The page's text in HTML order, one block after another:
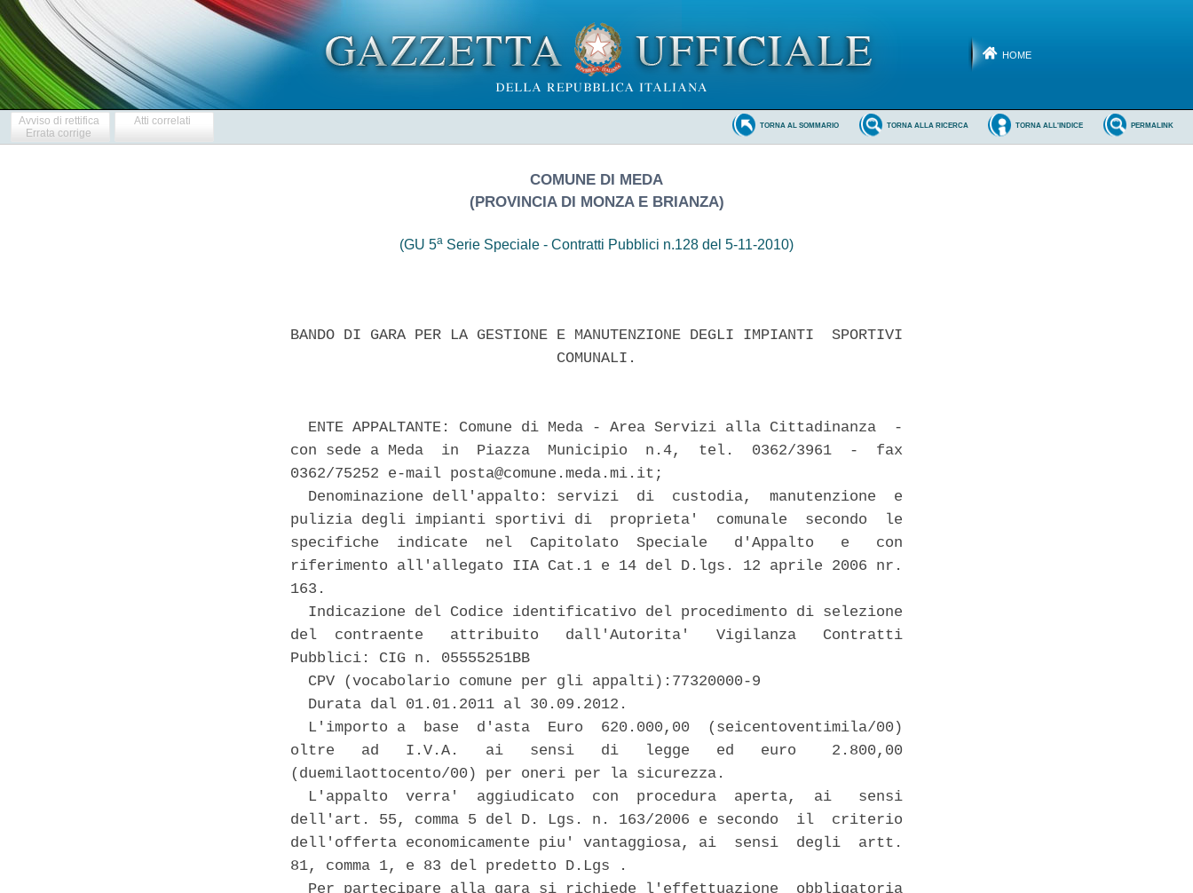
HOME
Avviso di rettifica
Errata corrige
Atti correlati PERMALINK
TORNA ALL'INDICE
TORNA ALLA RICERCA
TORNA AL SOMMARIO
COMUNE DI MEDA
(PROVINCIA DI MONZA E BRIANZA)
(GU 5a Serie Speciale - Contratti Pubblici n.128 del 5-11-2010)
BANDO DI GARA PER LA GESTIONE E MANUTENZIONE DEGLI IMPIANTI  SPORTIVI
                              COMUNALI.
  ENTE APPALTANTE: Comune di Meda - Area Servizi alla Cittadinanza  -
con sede a Meda  in  Piazza  Municipio  n.4,  tel.  0362/3961  -  fax
0362/75252 e-mail posta@comune.meda.mi.it;
  Denominazione dell'appalto: servizi  di  custodia,  manutenzione  e
pulizia degli impianti sportivi di  proprieta'  comunale  secondo  le
specifiche  indicate  nel  Capitolato  Speciale   d'Appalto   e   con
riferimento all'allegato IIA Cat.1 e 14 del D.lgs. 12 aprile 2006 nr.
163.
  Indicazione del Codice identificativo del procedimento di selezione
del  contraente   attribuito   dall'Autorita'   Vigilanza   Contratti
Pubblici: CIG n. 05555251BB
  CPV (vocabolario comune per gli appalti):77320000-9
  Durata dal 01.01.2011 al 30.09.2012.
  L'importo a  base  d'asta  Euro  620.000,00  (seicentoventimila/00)
oltre   ad   I.V.A.   ai   sensi   di   legge   ed   euro    2.800,00
(duemilaottocento/00) per oneri per la sicurezza.
  L'appalto  verra'  aggiudicato  con  procedura  aperta,  ai   sensi
dell'art. 55, comma 5 del D. Lgs. n. 163/2006 e secondo  il  criterio
dell'offerta economicamente piu' vantaggiosa, ai  sensi  degli  artt.
81, comma 1, e 83 del predetto D.Lgs .
  Per partecipare alla gara si richiede l'effettuazione  obbligatoria